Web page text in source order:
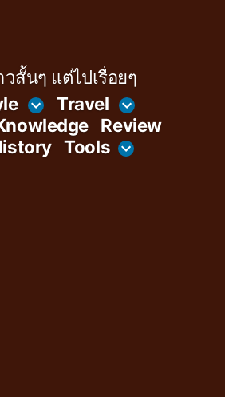
สั้นๆ แต่ไปเรื่อยๆ
Travel
Review
Tools